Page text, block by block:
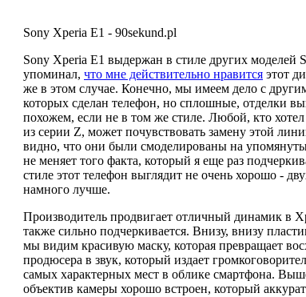
Sony Xperia E1 - 90sekund.pl
Sony Xperia E1 выдержан в стиле других моделей
упоминал, что мне действительно нравится этот
же в этом случае. Конечно, мы имеем дело с
которых сделан телефон, но сплошные, отделки
похожем, если не в том же стиле. Любой, кто
из серии Z, может почувствовать замену этой
видно, что они были смоделированы на
не меняет того факта, который я еще раз
стиле этот телефон выглядит не очень хорошо -
намного лучше.
Производитель продвигает отличный динамик в
также сильно подчеркивается. Внизу, внизу
мы видим красивую маску, которая превращает
продюсера в звук, который издает
самых характерных мест в облике смартфона.
объектив камеры хорошо встроен, который